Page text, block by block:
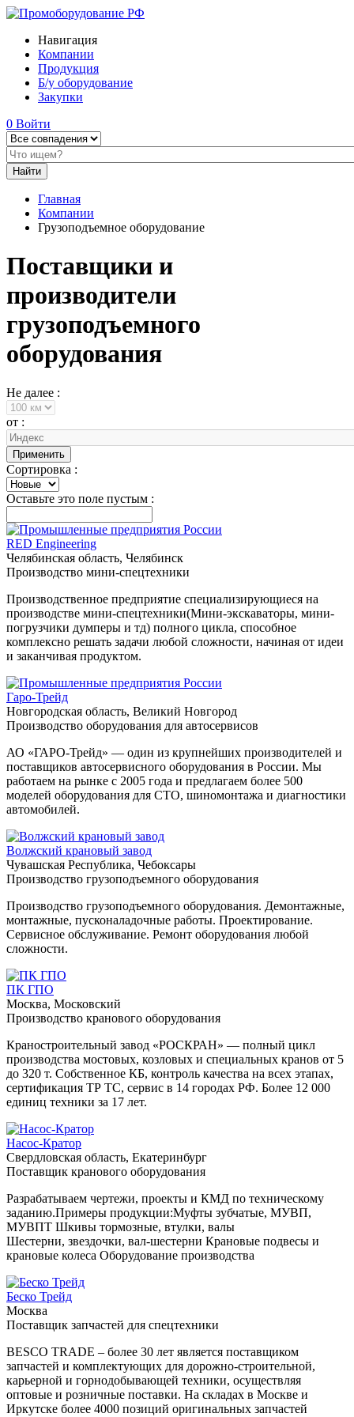
Навигация
Компании
Продукция
Б/у оборудование
Закупки
0 Войти
Главная
Компании
Грузоподъемное оборудование
Поставщики и
производители
грузоподъемного
оборудования
Не далее :
от :
Сортировка :
Оставьте это поле пустым :
RED Engineering
Челябинская область, Челябинск
Производство мини-спецтехники
Производственное предприятие специализирующиеся на
производстве мини-спецтехники(Мини-экскаваторы, мини-
погрузчики думперы и тд) полного цикла, способное
комплексно решать задачи любой сложности, начиная от идеи
и заканчивая продуктом.
Гаро-Трейд
Новгородская область, Великий Новгород
Производство оборудования для автосервисов
АО «ГАРО-Трейд» — один из крупнейших производителей и
поставщиков автосервисного оборудования в России. Мы
работаем на рынке с 2005 года и предлагаем более 500
моделей оборудования для СТО, шиномонтажа и диагностики
автомобилей.
Волжский крановый завод
Чувашская Республика, Чебоксары
Производство грузоподъемного оборудования
Производство грузоподъемного оборудования. Демонтажные,
монтажные, пусконаладочные работы. Проектирование.
Сервисное обслуживание. Ремонт оборудования любой
сложности.
ПК ГПО
Москва, Московский
Производство кранового оборудования
Краностроительный завод «РОСКРАН» — полный цикл
производства мостовых, козловых и специальных кранов от 5
до 320 т. Собственное КБ, контроль качества на всех этапах,
сертификация ТР ТС, сервис в 14 городах РФ. Более 12 000
единиц техники за 17 лет.
Насос-Кратор
Свердловская область, Екатеринбург
Поставщик кранового оборудования
Разрабатываем чертежи, проекты и КМД по техническому
заданию.Примеры продукции:Муфты зубчатые, МУВП,
МУВПТ Шкивы тормозные, втулки, валы
Шестерни, звездочки, вал-шестерни Крановые подвесы и
крановые колеса Оборудование производства
Беско Трейд
Москва
Поставщик запчастей для спецтехники
BESCO TRADE – более 30 лет является поставщиком
запчастей и комплектующих для дорожно-строительной,
карьерной и горнодобывающей техники, осуществляя
оптовые и розничные поставки. На складах в Москве и
Иркутске более 4000 позиций оригинальных запчастей